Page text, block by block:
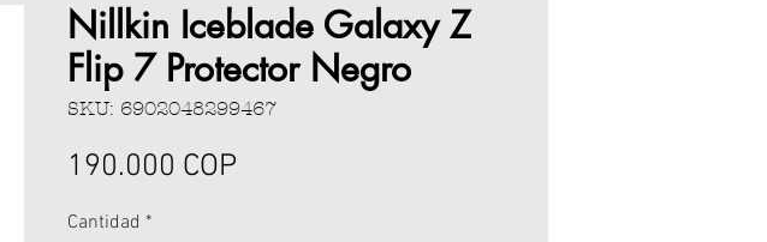
Nillkin Iceblade Galaxy Z
Flip 7 Protector Negro
SKU: 6902048299467
190.000 COP
Cantidad *